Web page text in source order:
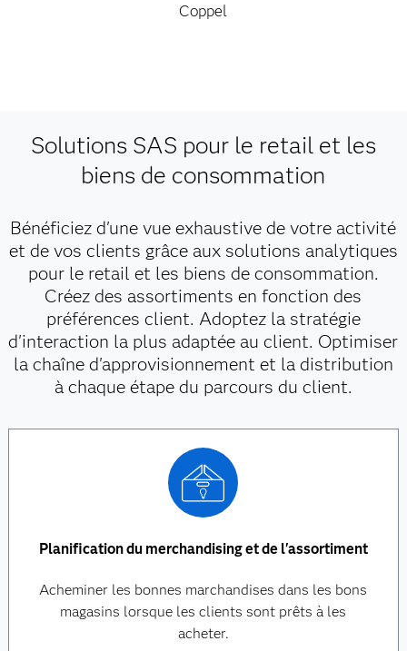
Coppel
Solutions SAS pour le retail et les
biens de consommation
Bénéficiez d'une vue exhaustive de votre activité
et de vos clients grâce aux solutions analytiques
pour le retail et les biens de consommation.
Créez des assortiments en fonction des
préférences client. Adoptez la stratégie
d'interaction la plus adaptée au client. Optimiser
la chaîne d'approvisionnement et la distribution
à chaque étape du parcours du client.
Planification du merchandising et de l'assortiment
Acheminer les bonnes marchandises dans les bons
magasins lorsque les clients sont prêts à les
acheter.